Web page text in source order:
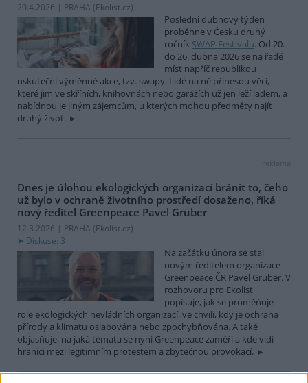
20.4.2026 | PRAHA (Ekolist.cz)
Poslední dubnový týden
proběhne v Česku druhý
ročník SWAP Festivalu. Od 20.
do 26. dubna 2026 se na řadě
míst napříč republikou
uskuteční výměnné akce, tzv. swapy. Lidé na ně přinesou věci,
které jim ve skříních, knihovnách nebo garážích už jen leží ladem, a
nabídnou je jiným zájemcům, u kterých mohou předměty najít
druhý život.
reklama
Dnes je úlohou ekologických organizací bránit to, čeho
už bylo v ochraně životního prostředí dosaženo, říká
nový ředitel Greenpeace Pavel Gruber
12.3.2026 | PRAHA (Ekolist.cz)
Diskuse: 3
Na začátku února se stal
novým ředitelem organizace
Greenpeace ČR Pavel Gruber. V
rozhovoru pro Ekolist
popisuje, jak se proměňuje
role ekologických nevládních organizací, ve chvíli, kdy je ochrana
přírody a klimatu oslabována nebo zpochybňována. A také
objasňuje, na jaká témata se nyní Greenpeace zaměří a kde vidí
hranici mezi legitimním protestem a zbytečnou provokací.